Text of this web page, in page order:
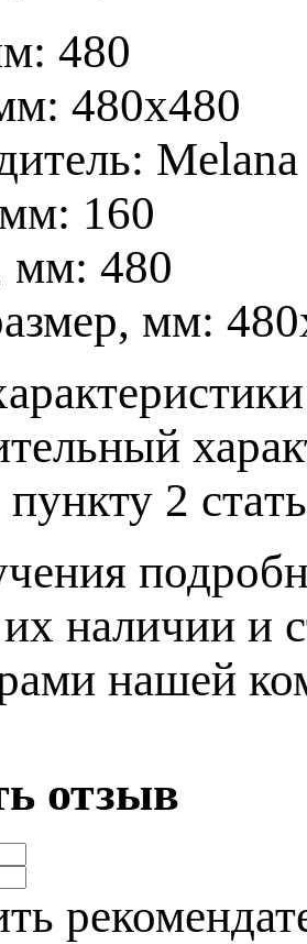
480
480x480
Melana
160
мм: 480
мм:
пункту 2
нaличии и
нашей
отзыв